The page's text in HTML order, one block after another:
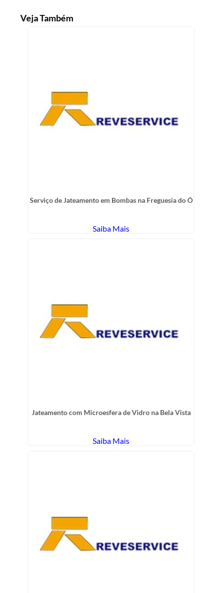
Veja Também
Serviço de Jateamento em Bombas na Freguesia do Ó
Saiba Mais
Jateamento com Microesfera de Vidro na Bela Vista
Saiba Mais